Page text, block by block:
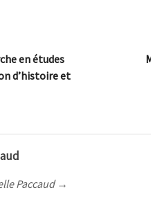
en études
d’histoire et
Paccaud →